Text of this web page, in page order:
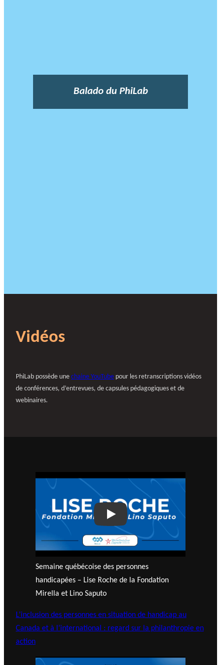
Balado du PhiLab
Vidéos
PhiLab possède une chaine YouTube pour les retranscriptions vidéos
de conférences, d’entrevues, de capsules pédagogiques et de
webinaires.
Play
Semaine québécoise des personnes
handicapées – Lise Roche de la Fondation
Mirella et Lino Saputo
L’inclusion des personnes en situation de handicap au
Canada et à l’international : regard sur la philanthropie en
action